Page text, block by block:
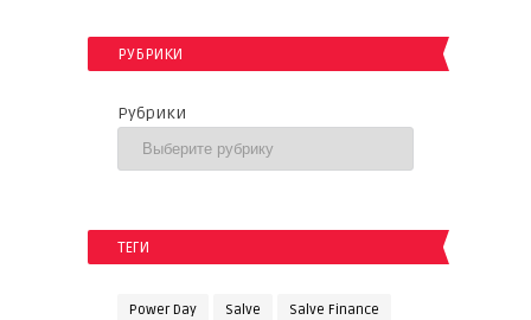
РУБРИКИ
Рубрики
ТЕГИ
Power Day Salve Salve Finance